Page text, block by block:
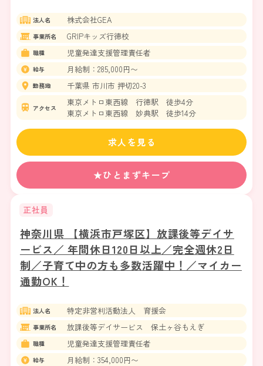
法人名 株式会社GEA
事業所名 GRIPキッズ行徳校
職種 児童発達支援管理責任者
給与 月給制：285,000円〜
勤務地 千葉県 市川市 押切20-3
アクセス
東京メトロ東西線 行徳駅 徒歩4分
東京メトロ東西線 妙典駅 徒歩14分
★ひとまずキープ
求人を見る
正社員
神奈川県 【横浜市戸塚区】放課後等デイサ
ービス／ 年間休日120日以上／完全週休2日
制／子育て中の方も多数活躍中！／マイカー
通勤OK！
法人名 特定非営利活動法人 育援会
事業所名 放課後等デイサービス 保土ヶ谷もえぎ
職種 児童発達支援管理責任者
給与 月給制：354,000円〜